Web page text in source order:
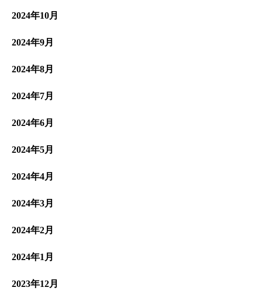
2024年10月
2024年9月
2024年8月
2024年7月
2024年6月
2024年5月
2024年4月
2024年3月
2024年2月
2024年1月
2023年12月